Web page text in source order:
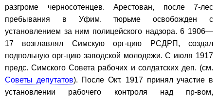
разгроме черносотенцев. Арестован, после 7-лес
пребывания в Уфим. тюрьме освобожден с
установлением за ним полицейского надзора. 6 1906—
17 возглавлял Симскую орг-цию РСДРП, создал
подпольную орг-цию заводской молодежи. С июля 1917
предс. Симского Совета рабочих и солдатских деп. (см.
Советы депутатов). После Окт. 1917 принял участие в
установлении рабочего контроля над пр-вом,